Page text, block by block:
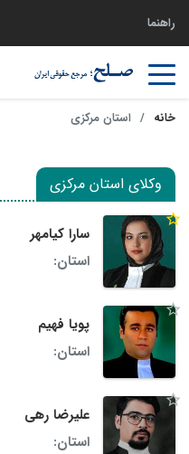
راهنما
خانه استان مرکزی
وکلای استان مرکزی
سارا کیامهر
استان:
پویا فهیم
استان:
علیرضا رهی
استان: